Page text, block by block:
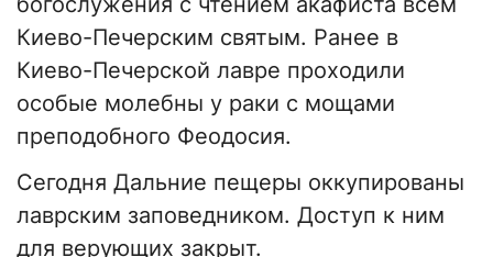
Киево-Печерским святым. Ранее в
Киево-Печерской лавре проходили
особые молебны у раки с мощами
преподобного Феодосия.
Сегодня Дальние пещеры оккупированы
лаврским заповедником. Доступ к ним
для верующих закрыт.